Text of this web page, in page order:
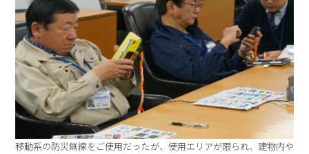
移動系の防災無線をご使用だったが、使用エリアが限られ、建物内や